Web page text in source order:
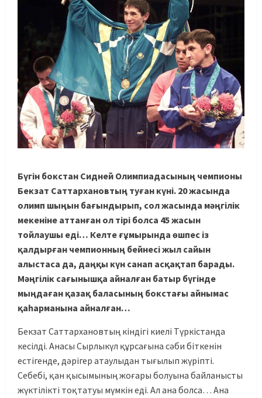
Бүгін бокстан Сидней Олимпиадасының чемпионы
Бекзат Саттархановтың туған күні. 20 жасында
олимп шыңын бағындырып, сол жасында мәңгілік
мекеніне аттанған ол тірі болса 45 жасын
тойлаушы еді… Келте ғұмырында өшпес із
қалдырған чемпионның бейнесі жыл сайын
алыстаса да, даңқы күн санап асқақтап барады.
Мәңгілік сағынышқа айналған батыр бүгінде
мыңдаған қазақ баласының бокстағы айнымас
қаһарманына айналған…
Бекзат Саттархановтың кіндігі киелі Түркістанда
кесілді. Анасы Сырлыкүл құрсағына сәби біткенін
естігенде, дәрігер атаулыдан тығылып жүріпті.
Себебі, қан қысымының жоғары болуына байланысты
жүктілікті тоқтатуы мүмкін еді. Ал ана болса… Ана